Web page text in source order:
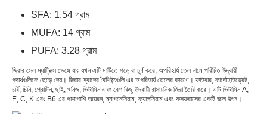
SFA: 1.54 গ্রাম
MUFA: 14 গ্রাম
PUFA: 3.28 গ্রাম
জিরার সেল ম্যাট্রিক্স ভেঙ্গে যায় যখন এটি মাটিতে পড়ে বা চূর্ণ করে, অপরিহার্য তেল নামে পরিচিত উদ্বায়ী
পদার্থগুলিকে ছেড়ে দেয়। জিরার স্বাদের বৈশিষ্ট্যগুলি এর অপরিহার্য তেলের কারণে। ফাইবার, কার্বোহাইড্রেট,
চর্বি, চিনি, প্রোটিন, ছাই, খনিজ, ভিটামিন এবং বেশ কিছু উদ্বায়ী রাসায়নিক জিরা তৈরি করে। এটি ভিটামিন A,
E, C, K এবং B6 এর পাশাপাশি আয়রন, ম্যাগনেসিয়াম, ক্যালসিয়াম এবং ফসফরাসের একটি ভাল উৎস।